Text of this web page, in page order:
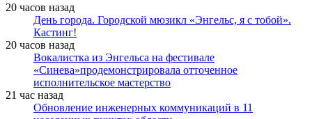
20 часов назад
День города. Городской мюзикл «Энгельс, я с тобой».
Кастинг!
20 часов назад
Вокалистка из Энгельса на фестивале
«Синева»продемонстрировала отточенное
исполнительское мастерство
21 час назад
Обновление инженерных коммуникаций в 11